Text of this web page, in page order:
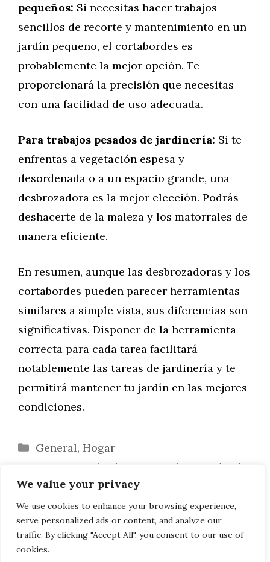
We value your privacy
We use cookies to enhance your browsing experience,
serve personalized ads or content, and analyze our
traffic. By clicking "Accept All", you consent to our use of
cookies.
pequeños: Si necesitas hacer trabajos
sencillos de recorte y mantenimiento en un
jardín pequeño, el cortabordes es
probablemente la mejor opción. Te
proporcionará la precisión que necesitas
con una facilidad de uso adecuada.
Para trabajos pesados de jardinería: Si te
enfrentas a vegetación espesa y
desordenada o a un espacio grande, una
desbrozadora es la mejor elección. Podrás
deshacerte de la maleza y los matorrales de
manera eficiente.
En resumen, aunque las desbrozadoras y los
cortabordes pueden parecer herramientas
similares a simple vista, sus diferencias son
significativas. Disponer de la herramienta
correcta para cada tarea facilitará
notablemente las tareas de jardinería y te
permitirá mantener tu jardín en las mejores
condiciones.
Categorías
General, Hogar
La Protección de Datos: Salvaguardando
el Principal Activo de la Empresa
Características de una Cerradura
Verdaderamente Segura